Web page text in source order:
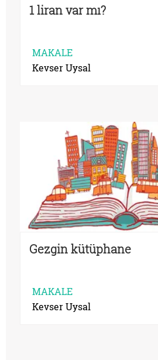
1 liran var mı?
MAKALE
Kevser Uysal
Gezgin kütüphane
MAKALE
Kevser Uysal